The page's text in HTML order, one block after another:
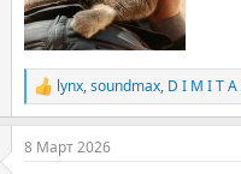
R
e
a
c
lynx,soundmax, D I M I T A
8 Март 2026